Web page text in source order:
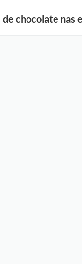
chocolate nas